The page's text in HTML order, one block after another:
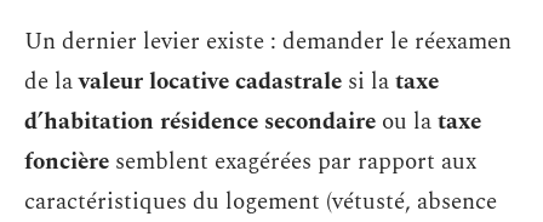
Un dernier levier existe : demander le réexamen
de lavaleur locative cadastrale si lataxe
d’habitation résidence secondaire ou lataxe
foncière semblent exagérées par rapport aux
caractéristiques du logement (vétusté, absence